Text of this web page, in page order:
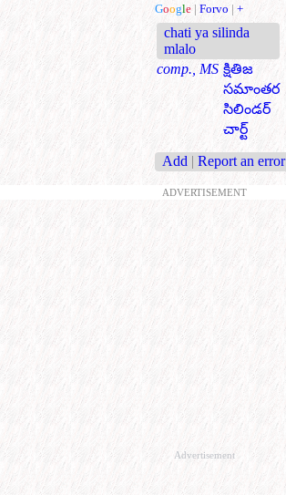
Google | Forvo | +
chati ya silinda
mlalo
comp., MS క్షితిజ
సమాంతర
సిలిండర్
చార్ట్
Add | Report an error
ADVERTISEMENT
Advertisement